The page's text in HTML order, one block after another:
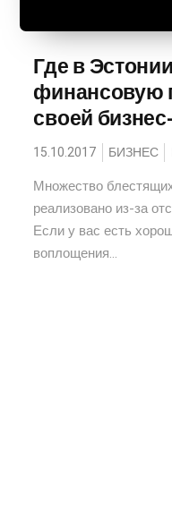
Где в
финансовую
своей
15.10.2017 БИЗНЕС
Множество
реализовано из-за
Если у вас есть
воплощения...